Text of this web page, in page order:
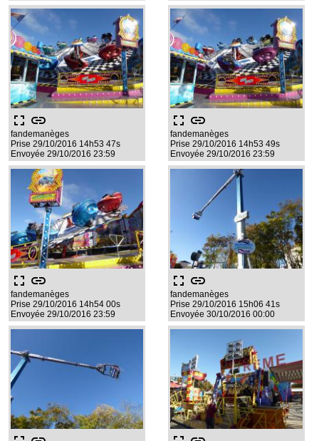
fullscreen link
fandemanèges
Prise 29/10/2016 14h53 47s
Envoyée 29/10/2016 23:59
fullscreen link
fandemanèges
Prise 29/10/2016 14h53 49s
Envoyée 29/10/2016 23:59
fullscreen link
fandemanèges
Prise 29/10/2016 14h54 00s
Envoyée 29/10/2016 23:59
fullscreen link
fandemanèges
Prise 29/10/2016 15h06 41s
Envoyée 30/10/2016 00:00